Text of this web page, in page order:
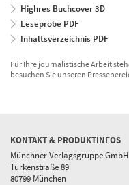
Highres Buchcover 3D
Leseprobe PDF
Inhaltsverzeichnis PDF
Für Ihre journalistische Arbeit
besuchen Sie unseren
KONTAKT & PRODUKTINFOS
Münchner Verlagsgruppe GmbH
Türkenstraße 89
80799 München